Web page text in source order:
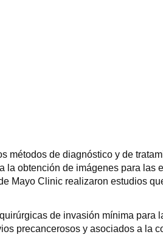
métodos de diagnóstico y de
obtención de imágenes para las
Mayo Clinic realizaron estudios
de invasión mínima para
precancerosos y asociados a la